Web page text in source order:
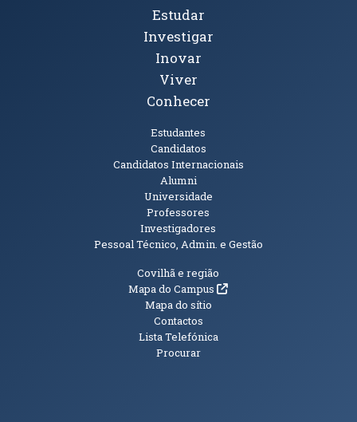
Tópicos Principais
Estudar
Investigar
Inovar
Viver
Conhecer
Estudantes
Candidatos
Candidatos Internacionais
Alumni
Universidade
Professores
Investigadores
Pessoal Técnico, Admin. e Gestão
Informações Adicionais
Covilhã e região
Mapa do Campus(abre em nova janela)
Mapa do sítio
Contactos
Lista Telefónica
Procurar